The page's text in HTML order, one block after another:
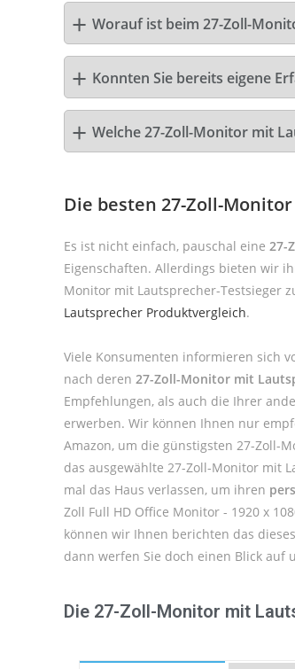
Worauf ist beim 27-Zoll-
Konnten Sie bereits eigene
Welche 27-Zoll-Monitor mit
Die besten 27-Zoll-
Es ist nicht einfach, pauschal eine 27-
Eigenschaften. Allerdings bieten wir
Monitor mit Lautsprecher-Testsieger
Lautsprecher Produktvergleich.
Viele Konsumenten informieren sich
nach deren 27-Zoll-Monitor mit
Empfehlungen, als auch die Ihrer
erwerben. Wir können Ihnen nur
Amazon, um die günstigsten 27-Zoll-
das ausgewählte 27-Zoll-Monitor mit
mal das Haus verlassen, um ihren
Zoll Full HD Office Monitor - 1920 x
können wir Ihnen berichten das
dann werfen Sie doch einen Blick auf
Die 27-Zoll-Monitor mit